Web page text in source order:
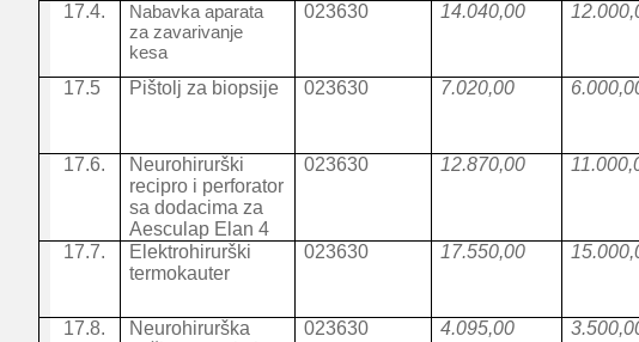
17.4.
Nabavka aparata
za zavarivanje
kesa
023630 14.040,00
17.5 Pištolj za biopsije 023630 7.020,00
17.6.
Neurohirurški
recipro i perforator
sa dodacima za
Aesculap Elan 4
023630 12.870,00
17.7.
Elektrohirurški
termokauter
023630 17.550,00
17.8.
Neurohirurška
023630 4.095,00